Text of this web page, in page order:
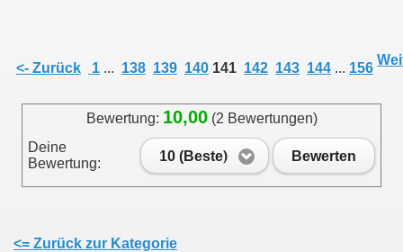
<- Zurück 1 ... 138 139 140 141 142 143 144 ... 156
Bewertung: 10,00(2 Bewertungen)
Deine
Bewertung:
10 (Beste) Bewerten
<= Zurück zur Kategorie